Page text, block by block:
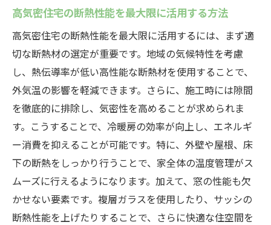
高気密住宅の断熱性能を最大限に活用する方法
高気密住宅の断熱性能を最大限に活用するには、まず適
切な断熱材の選定が重要です。地域の気候特性を考慮
し、熱伝導率が低い高性能な断熱材を使用することで、
外気温の影響を軽減できます。さらに、施工時には隙間
を徹底的に排除し、気密性を高めることが求められま
す。こうすることで、冷暖房の効率が向上し、エネルギ
ー消費を抑えることが可能です。特に、外壁や屋根、床
下の断熱をしっかり行うことで、家全体の温度管理がス
ムーズに行えるようになります。加えて、窓の性能も欠
かせない要素です。複層ガラスを使用したり、サッシの
断熱性能を上げたりすることで、さらに快適な住空間を